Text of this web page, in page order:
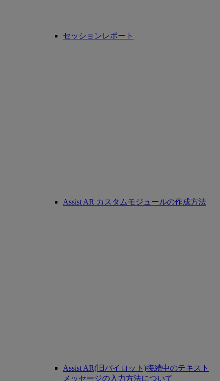
セッションレポート
Assist AR カスタムモジュールの作成方法
Assist AR(旧パイロット)接続中のテキスト
メッセージの入力方法について